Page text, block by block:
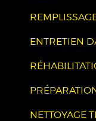
ENTRETIEN
NETTOYAGE